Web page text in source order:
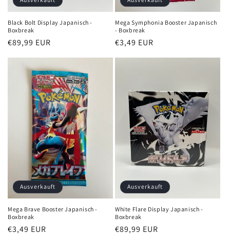
Black Bolt Display Japanisch -
Boxbreak
Normaler
Preis
€89,99 EUR
Mega Symphonia Booster Japanisch
- Boxbreak
Normaler
Preis
€3,49 EUR
Ausverkauft
Mega Brave Booster Japanisch -
Boxbreak
Normaler
€3,49 EUR
Ausverkauft
White Flare Display Japanisch -
Boxbreak
Normaler
€89,99 EUR